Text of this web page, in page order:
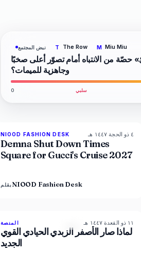
نبض المجتمع T The Row M Miu Miu
حصّة من الانتباه أمام تصوّر أعلى صخبًا
وجاهزية للميمات؟
0 سلبي
LIVE BRIEF
NIOOD FASHION DESK ٤ ذو الحجة ١٤٤٧ هـ
Demna Shut Down Times
Square for Gucci's Cruise 2027
بقلمNIOOD Fashion Desk
86% 60 المنصة ١١ ذو القعدة ١٤٤٧ هـ
لماذا صار الأصفر الزبدي الحيادي القوي
الجديد